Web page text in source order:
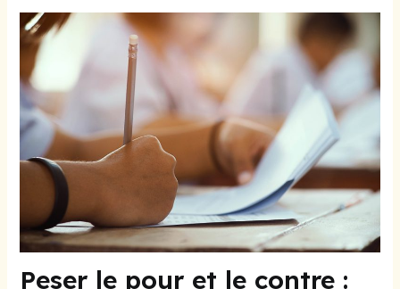
Peser le pour et le contre :